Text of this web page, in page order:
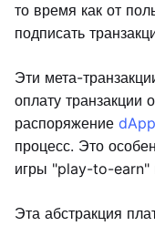
то время как от
подписать
Эти мета-
оплату транзакции
распоряжение dApp
процесс. Это
игры "play-to-earn"
Эта абстракция